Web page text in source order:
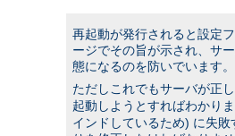
再起動が発行されると設定
ージでその旨が示され、サ
態になるのを防いでいます。
ただしこれでもサーバが正
起動しようとすればわかり
インドしているため) に失